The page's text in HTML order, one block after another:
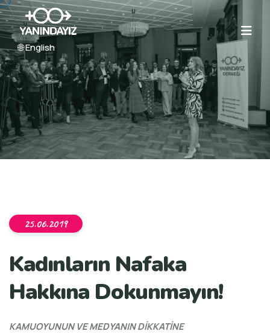
🌐 English
25.06.2019
Kadınların Nafaka
Hakkına Dokunmayın!
KAMUOYUNUN VE MEDYANIN DİKKATİNE